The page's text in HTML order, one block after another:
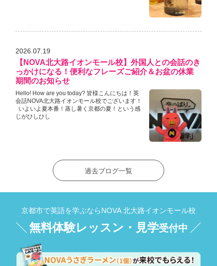
【NOVA北大路イオンモール校】外国人との会話のき
っかけになる！便利なフレーズご紹介＆お盆の休業
期間のお知らせ
2026.07.19
Hello! How are you today? 皆様こんにちは！英
会話NOVA北大路イオンモール校でございます！
いよいよ夏本番！蒸し暑く京都の夏！という感
じがひしひし
過去ブログ一覧
京都市で英語を学ぶならNOVA 北大路イオンモール校
無料体験レッスン・見学受付中